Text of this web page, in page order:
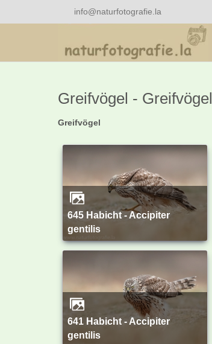
info@naturfotografie.la
Greifvögel - Greifvögel
Greifvögel
645 Habicht - Accipiter
gentilis
641 Habicht - Accipiter
gentilis